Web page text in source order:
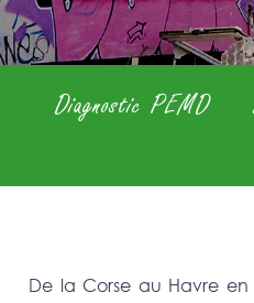
Diagnostic PEMD
De la Corse au Havre